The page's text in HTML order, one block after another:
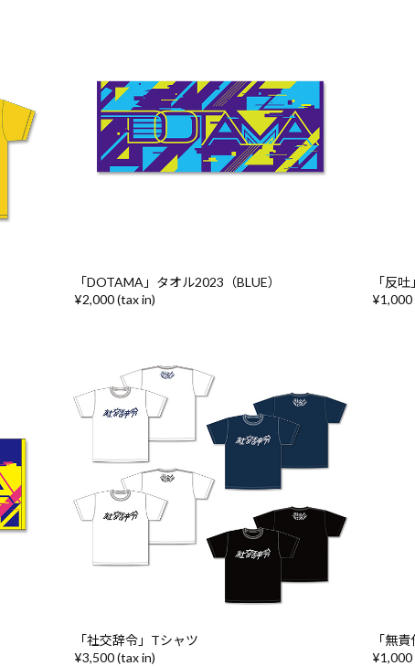
「DOTAMA」タオル2023（BLUE）
¥2,000 (tax in)
「反
¥1,000
「社交辞令」Tシャツ
¥3,500 (tax in)
「無
¥1,000